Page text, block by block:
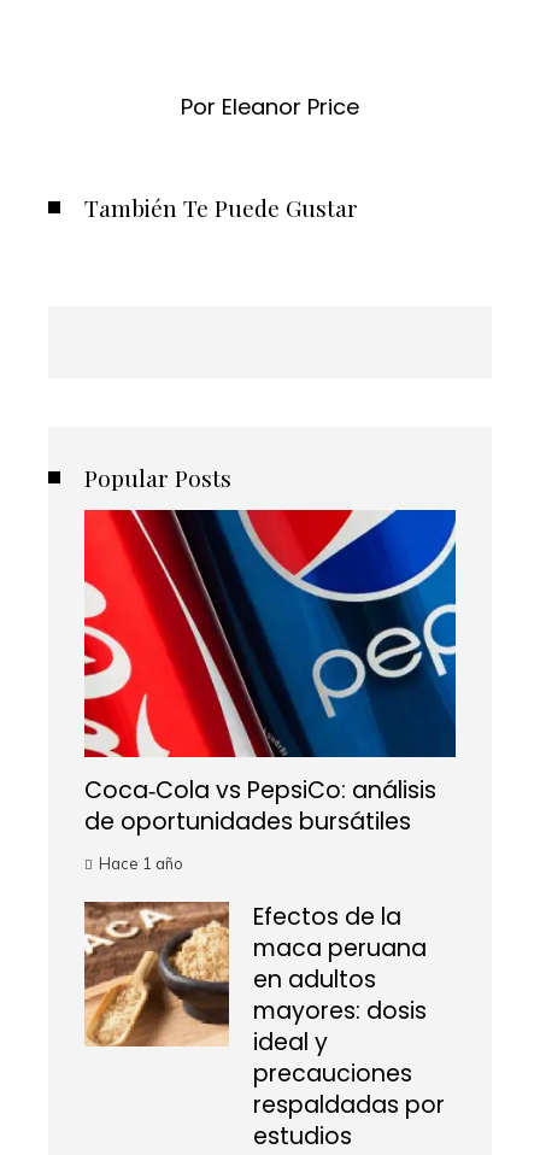
Por Eleanor Price
También Te Puede Gustar
Popular Posts
Coca‑Cola vs PepsiCo: análisis
de oportunidades bursátiles
Hace 1 año
Efectos de la
maca peruana
en adultos
mayores: dosis
ideal y
precauciones
respaldadas por
estudios